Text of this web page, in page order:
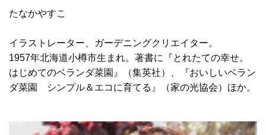
たなかやすこ
イラストレーター、ガーデニングクリエイター。
1957年北海道小樽市生まれ。著書に『とれたての幸せ。
はじめてのベランダ菜園』（集英社）、『おいしいベラン
ダ菜園 シンプル＆エコに育てる』（家の光協会）ほか。